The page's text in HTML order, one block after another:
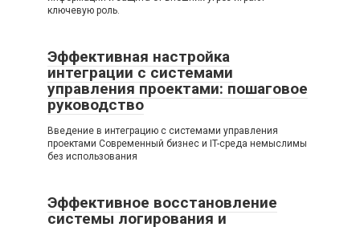
ключевую роль.
Эффективная настройка
интеграции с системами
управления проектами: пошаговое
руководство
Введение в интеграцию с системами управления
проектами Современный бизнес и IT-среда немыслимы
без использования
Эффективное восстановление
системы логирования и